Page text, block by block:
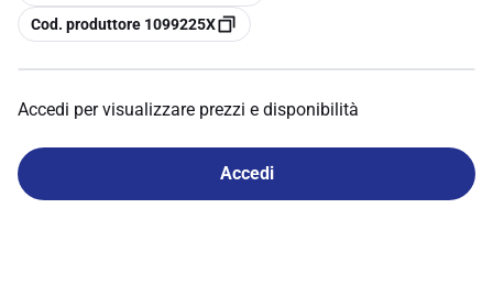
copia
Cod. produttore 1099225X
Accedi per visualizzare prezzi e disponibilità
Accedi